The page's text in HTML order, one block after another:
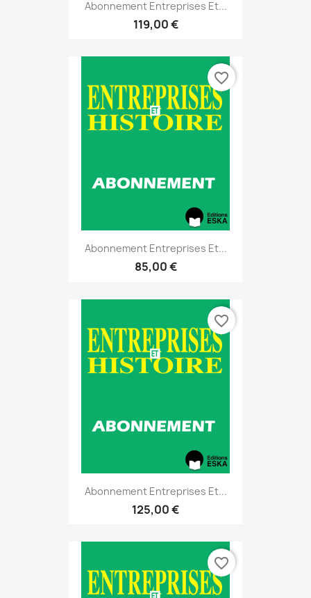
Abonnement Entreprises Et...
119,00 €
Abonnement Entreprises Et...
85,00 €
favorite_border
Abonnement Entreprises Et...
125,00 €
favorite_border
favorite_border